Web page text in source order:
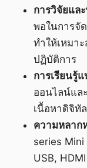
การวิจัยแล
พอในการจั
ทำให้เหมา
ปฏิบัติการ
การเรียนรู้
ออนไลน์แล
เนื้อหาดิจิทั
ความหลาก
series
USB,